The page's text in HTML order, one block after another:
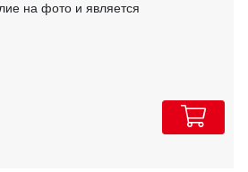
на фото и является